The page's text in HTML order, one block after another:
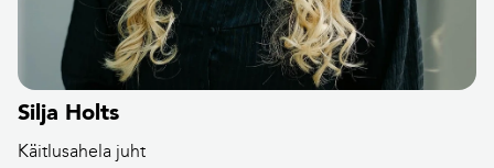
Silja Holts
Käitlusahela juht